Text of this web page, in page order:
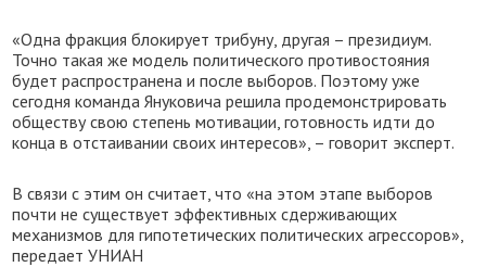
«Одна фракция блокирует трибуну, другая – президиум.
Точно такая же модель политического противостояния
будет распространена и после выборов. Поэтому уже
сегодня команда Януковича решила продемонстрировать
обществу свою степень мотивации, готовность идти до
конца в отстаивании своих интересов», – говорит эксперт.
В связи с этим он считает, что «на этом этапе выборов
почти не существует эффективных сдерживающих
механизмов для гипотетических политических агрессоров»,
передает УНИАН